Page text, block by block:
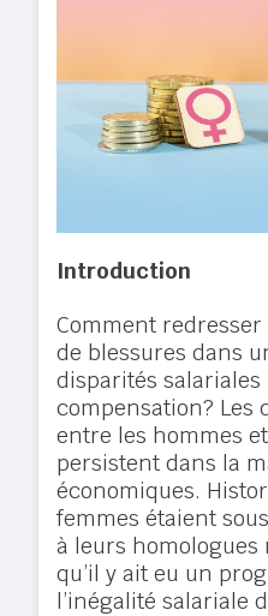
Introduction
Comment
de blessures dans
disparités
compensation? Les
entre les hommes
persistent dans la
économiques.
femmes étaient
à leurs
qu’il y ait eu un
l’inégalité salariale